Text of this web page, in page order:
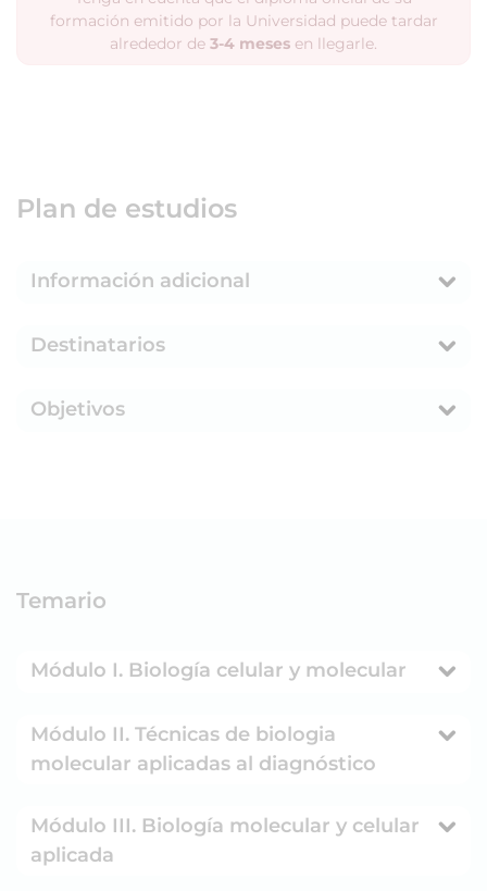
formación emitido por la Universidad puede tardar
alrededor de 3-4 meses en llegarle.
Plan de estudios
Información adicional
Destinatarios
Objetivos
Temario
Módulo I. Biología celular y molecular
Módulo II. Técnicas de biologia
molecular aplicadas al diagnóstico
Módulo III. Biología molecular y celular
aplicada